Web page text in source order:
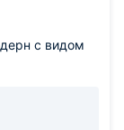
про музыку,
В Керчи
до
с видом